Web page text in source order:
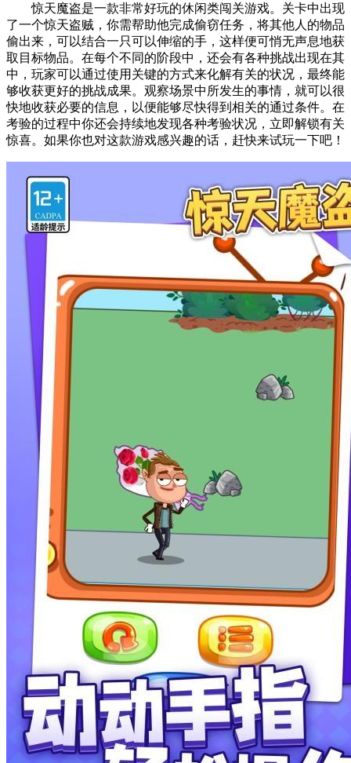
惊天魔盗是一款非常好玩的休闲类闯关游戏。关卡中出现
了一个惊天盗贼，你需帮助他完成偷窃任务，将其他人的物品
偷出来，可以结合一只可以伸缩的手，这样便可悄无声息地获
取目标物品。在每个不同的阶段中，还会有各种挑战出现在其
中，玩家可以通过使用关键的方式来化解有关的状况，最终能
够收获更好的挑战成果。观察场景中所发生的事情，就可以很
快地收获必要的信息，以便能够尽快得到相关的通过条件。在
考验的过程中你还会持续地发现各种考验状况，立即解锁有关
惊喜。如果你也对这款游戏感兴趣的话，赶快来试玩一下吧！